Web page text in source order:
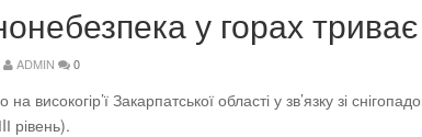
у горах триває
ADMIN 0
високогір’ї Закарпатської області у зв’язку зі
рівень).